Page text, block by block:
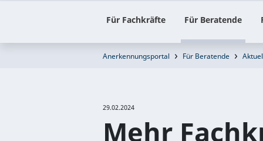
Für Fachkräfte Für Beratende
Anerkennungsportal Für Beratende
29.02.2024
Mehr